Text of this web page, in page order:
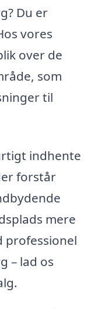
Du er
vores
over de
som
til
indhente
forstår
mere
professionel
– lad os